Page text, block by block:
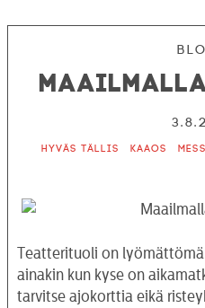
Hyväs tällis Kaaos
Teatterituoli on
ainakin kun kyse on
tarvitse ajokorttia eikä